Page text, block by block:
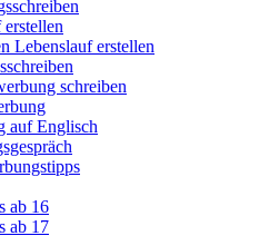
Lebenslauf erstellen
schreiben
auf Englisch
ab 16
ab 17